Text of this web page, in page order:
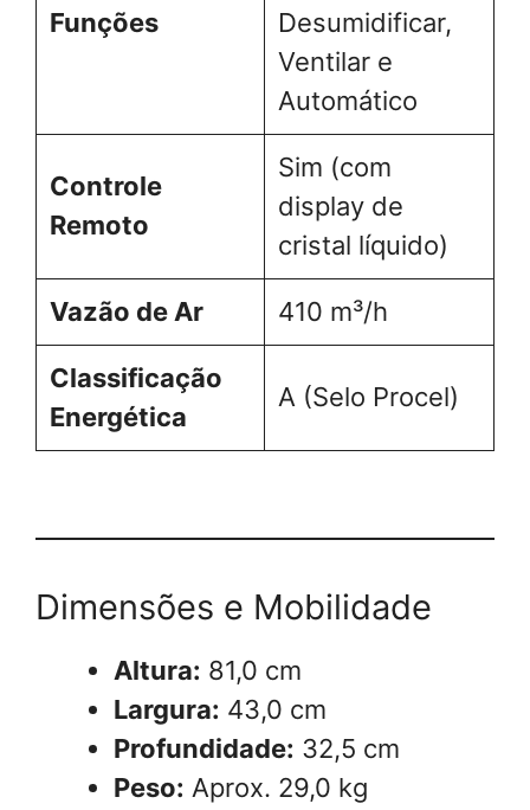
Funções
Desumidificar,
Ventilar e
Automático
Controle
Remoto
Sim (com
display de
cristal líquido)
Vazão de Ar 410 m³/h
Classificação
Energética
A (Selo Procel)
Dimensões e Mobilidade
Altura: 81,0 cm
Largura: 43,0 cm
Profundidade: 32,5 cm
Peso: Aprox. 29,0 kg